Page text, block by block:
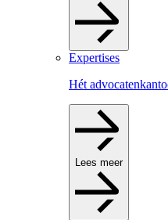
Expertises
Hét
Lees meer